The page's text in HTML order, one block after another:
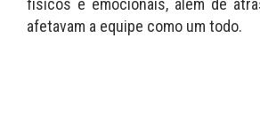
físicos e emocionais, além de
afetavam a equipe como um todo.